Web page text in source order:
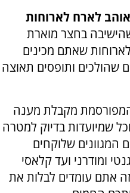
לארח לארוחות
בחצר מוארת
שאתם מכינים
שהולכים ותופסים תאוצה
מקבלת מענה
שמיועדות בדיוק למטרה
המגוונים שלוקחים
ומודרני ועד קלאסי
זה אתם עומדים לבלות את